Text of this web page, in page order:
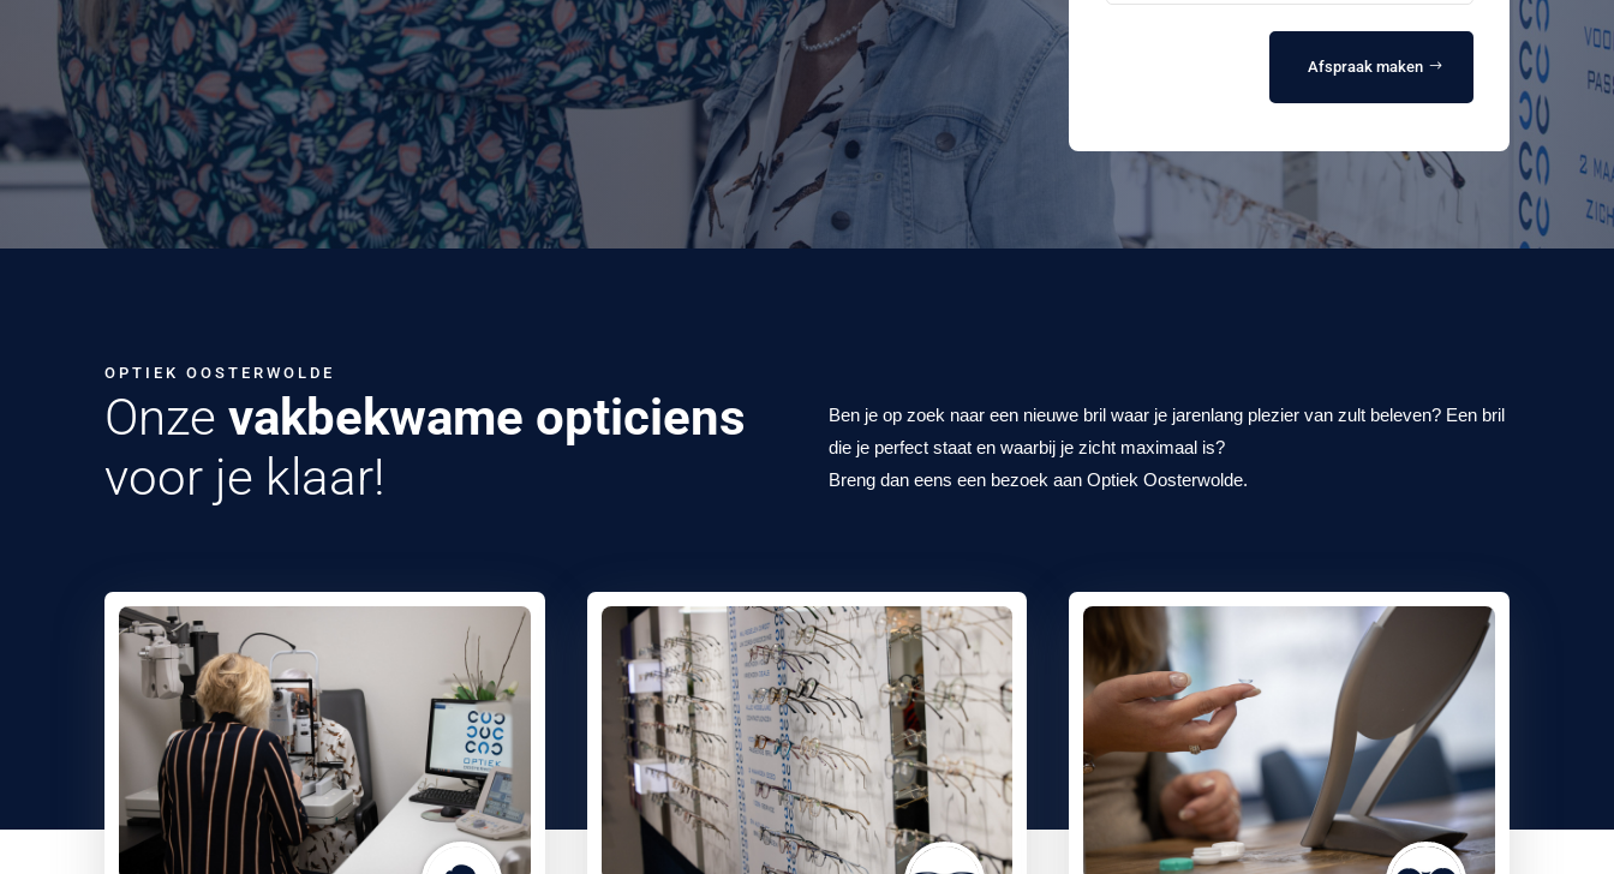
Afspraak maken
OPTIEK OOSTERWOLDE
Onze vakbekwame opticiens
voor je klaar!
Ben je op zoek naar een nieuwe bril waar je jarenlang plezier van zult beleven? Een bril
die je perfect staat en waarbij je zicht maximaal is?
Breng dan eens een bezoek aan Optiek Oosterwolde.